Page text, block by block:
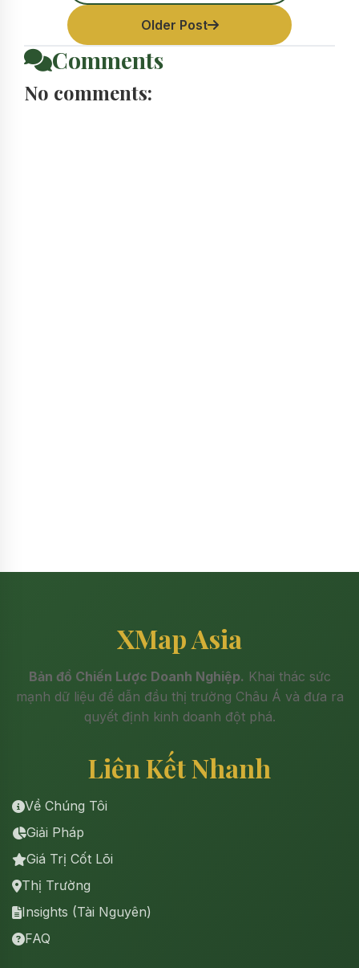
Older Post
Comments
No comments:
XMap Asia
Bản đồ Chiến Lược Doanh Nghiệp. Khai thác sức
mạnh dữ liệu để dẫn đầu thị trường Châu Á và đưa ra
quyết định kinh doanh đột phá.
Liên Kết Nhanh
Về Chúng Tôi
Giải Pháp
Giá Trị Cốt Lõi
Thị Trường
Insights (Tài Nguyên)
FAQ